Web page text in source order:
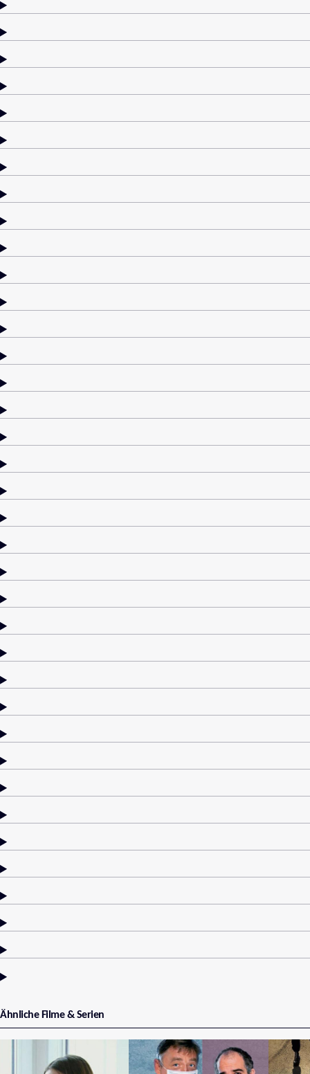
Ähnliche Filme & Serien